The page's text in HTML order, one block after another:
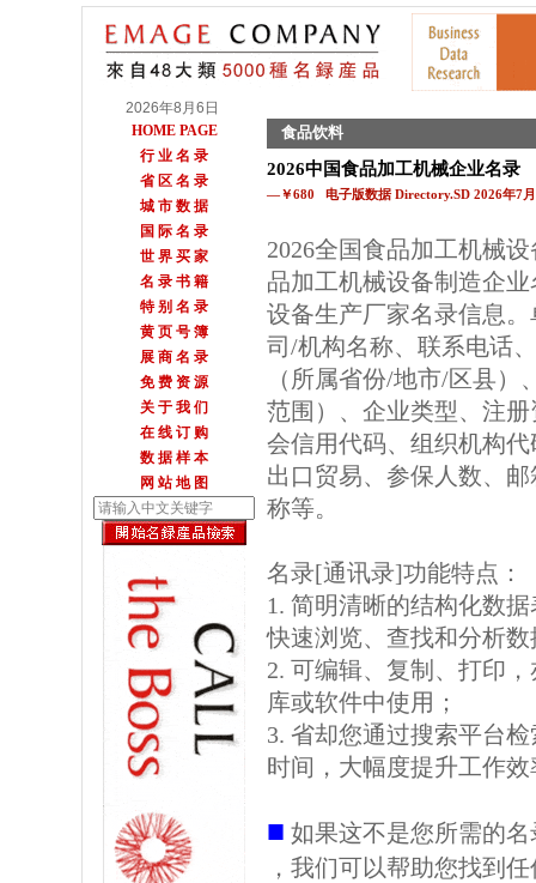
2026年8月6日
HOME PAGE
行 业 名 录
省 区 名 录
城 市 数 据
国 际 名 录
世 界 买 家
名 录 书 籍
特 别 名 录
黄 页 号 簿
展 商 名 录
免 费 资 源
关 于 我 们
在 线 订 购
数 据 样 本
网 站 地 图
食品饮料
2026中国食品加工机械企业名录
—￥680 电子版数据 Directory.SD 2026年7
2026全国食品加工机械
品加工机械设备制造企
设备生产厂家名录信息
司/机构名称、联系电话
（所属省份/地市/区县
范围）、企业类型、注
会信用代码、组织机构
出口贸易、参保人数、
称等。
名录[通讯录]功能特点：
1. 简明清晰的结构化数
快速浏览、查找和分析数
2. 可编辑、复制、打印
库或软件中使用；
3. 省却您通过搜索平台
时间，大幅度提升工作效
■ 如果这不是您所需的
，我们可以帮助您找到